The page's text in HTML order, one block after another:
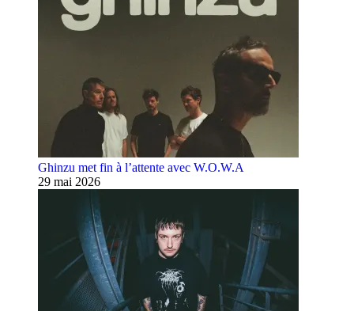
Ghinzu met fin à l’attente avec W.O.W.A
29 mai 2026